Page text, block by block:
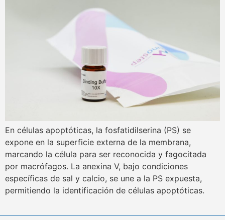
En células apoptóticas, la fosfatidilserina (PS) se
expone en la superficie externa de la membrana,
marcando la célula para ser reconocida y fagocitada
por macrófagos. La anexina V, bajo condiciones
específicas de sal y calcio, se une a la PS expuesta,
permitiendo la identificación de células apoptóticas.